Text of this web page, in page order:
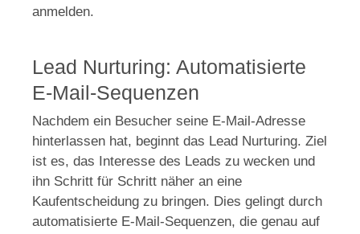
anmelden.
Lead Nurturing: Automatisierte
E-Mail-Sequenzen
Nachdem ein Besucher seine E-Mail-Adresse
hinterlassen hat, beginnt das Lead Nurturing. Ziel
ist es, das Interesse des Leads zu wecken und
ihn Schritt für Schritt näher an eine
Kaufentscheidung zu bringen. Dies gelingt durch
automatisierte E-Mail-Sequenzen, die genau auf